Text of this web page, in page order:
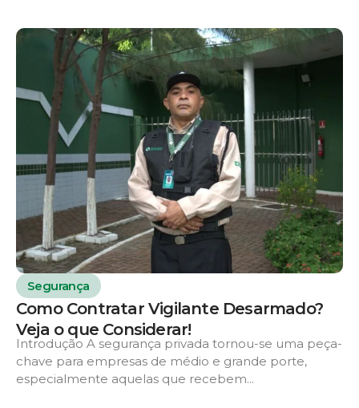
Segurança
Como Contratar Vigilante Desarmado?
Veja o que Considerar!
Introdução A segurança privada tornou-se uma peça-
chave para empresas de médio e grande porte,
especialmente aquelas que recebem...